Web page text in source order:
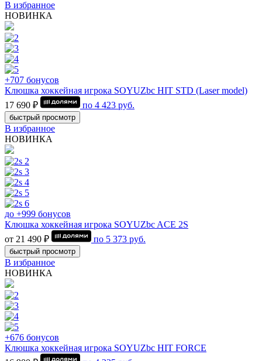
В избранное
НОВИНКА
+707 бонусов
Клюшка хоккейная игрока SOYUZbc HIT STD (Laser model)
17 690 ₽
по 4 423 руб.
быстрый просмотр
В избранное
НОВИНКА
до +999 бонусов
Клюшка хоккейная игрока SOYUZbc ACE 2S
от 21 490 ₽
по 5 373 руб.
быстрый просмотр
В избранное
НОВИНКА
+676 бонусов
Клюшка хоккейная игрока SOYUZbc HIT FORCE